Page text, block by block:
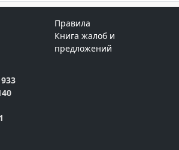
Правила
Книга жалоб и
предложений